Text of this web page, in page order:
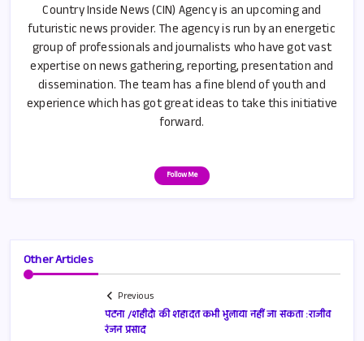
Country Inside News (CIN) Agency is an upcoming and
futuristic news provider. The agency is run by an energetic
group of professionals and journalists who have got vast
expertise on news gathering, reporting, presentation and
dissemination. The team has a fine blend of youth and
experience which has got great ideas to take this initiative
forward.
Follow Me
Other Articles
Previous
पटना /शहीदो की शहादत कभी भुलाया नहीं जा सकता :राजीव
रंजन प्रसाद